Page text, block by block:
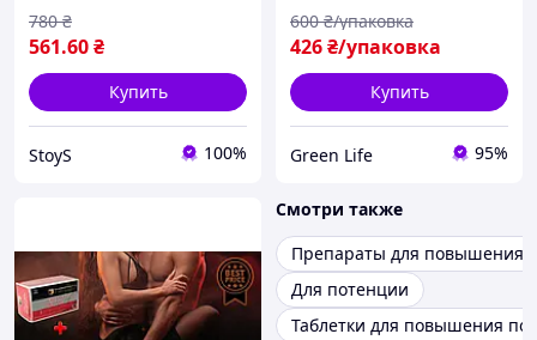
561.60₴
780 ₴
Купить
StoyS 100%
426₴/упаковка
600 ₴/упаковка
Купить
Green Life 95%
Смотри также
Препараты для повышения
Для потенции
Таблетки для повышения